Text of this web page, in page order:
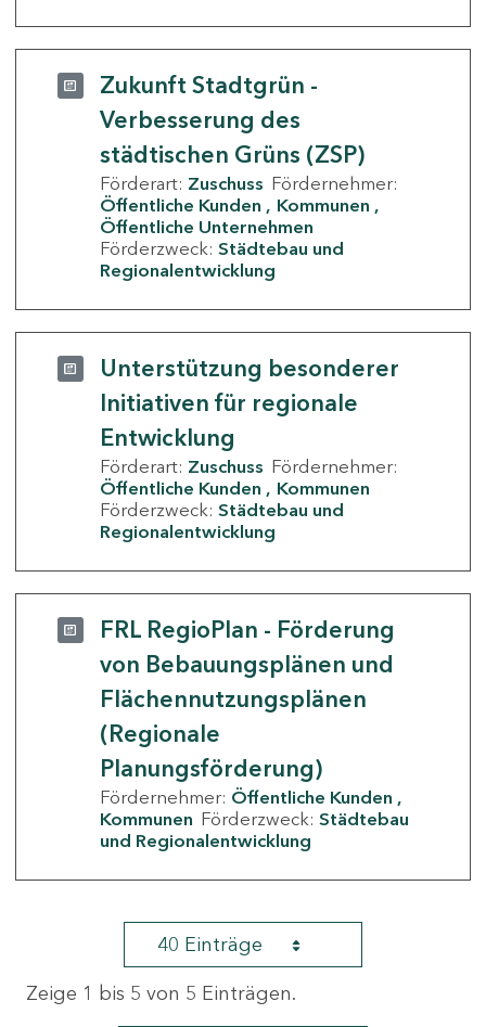
Zukunft Stadtgrün -
Verbesserung des
städtischen Grüns (ZSP)
Förderart: Zuschuss Fördernehmer:
Öffentliche Kunden
Kommunen
Öffentliche Unternehmen
Förderzweck: Städtebau und
Regionalentwicklung
Unterstützung besonderer
Initiativen für regionale
Entwicklung
Förderart: Zuschuss Fördernehmer:
Öffentliche Kunden
Kommunen
Förderzweck: Städtebau und
Regionalentwicklung
FRL RegioPlan - Förderung
von Bebauungsplänen und
Flächennutzungsplänen
(Regionale
Planungsförderung)
Fördernehmer: Öffentliche Kunden
Kommunen Förderzweck: Städtebau
und Regionalentwicklung
40 Einträge
Zeige 1 bis 5 von 5 Einträgen.